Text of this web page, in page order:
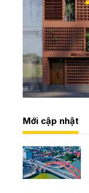
Mới cập nhật